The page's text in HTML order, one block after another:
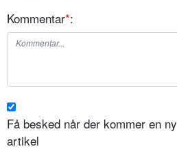
Kommentar*:
Få besked når der kommer en
artikel